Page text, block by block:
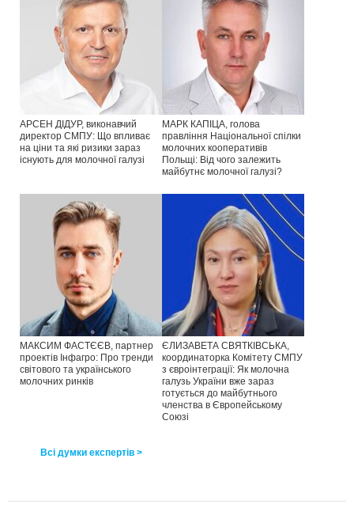
АРСЕН ДІДУР, виконавчий
директор СМПУ: Що впливає
на ціни та які ризики зараз
існують для молочної галузі
МАРК КАПІЦА, голова
правління Національної спілки
молочних кооперативів
Польщі: Від чого залежить
майбутнє молочної галузі?
МАКСИМ ФАСТЄЄВ, партнер
проектів Інфагро: Про тренди
світового та українського
молочних ринків
ЄЛИЗАВЕТА СВЯТКІВСЬКА,
координаторка Комітету СМПУ
з євроінтеграції: Як молочна
галузь України вже зараз
готується до майбутнього
членства в Європейському
Союзі
Всі думки експертів >